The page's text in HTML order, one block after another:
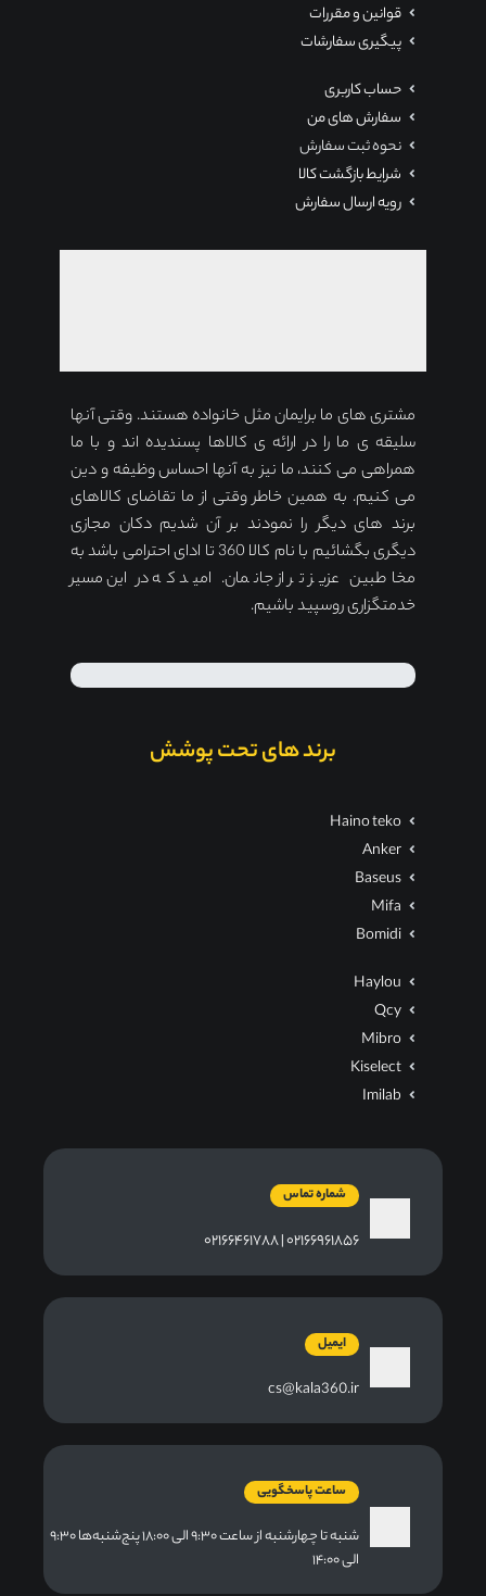
قوانین و مقررات
پیگیری سفارشات
حساب کاربری
سفارش های من
نحوه ثبت سفارش
شرایط بازگشت کالا
رویه ارسال سفارش
مشتری های ما برایمان مثل خانواده هستند. وقتی آنها
سلیقه ی ما را در ارائه ی کالاها پسندیده اند و با ما
همراهی می کنند، ما نیز به آنها احساس وظیفه و دین
می کنیم. به همین خاطر وقتی از ما تقاضای کالاهای
برند های دیگر را نمودند بر آن شدیم دکان مجازی
دیگری بگشائیم با نام کالا 360 تا ادای احترامی باشد به
مخاطبین عزیز تر از جانمان. امید که در این مسیر
خدمتگزاری روسپید باشیم.
برند های تحت پوشش
Haino teko
Anker
Baseus
Mifa
Bomidi
Haylou
Qcy
Mibro
Kiselect
Imilab
شماره تماس
۰۲۱۶۶۹۶۱۸۵۶ | ۰۲۱۶۶۴۶۱۷۸۸
ایمیل
cs@kala360.ir
ساعت پاسخگویی
شنبه تا چهارشنبه از ساعت ۹:۳۰ الی ۱۸:۰۰ پنج‌شنبه‌ها ۹:۳۰
الی ۱۴:۰۰